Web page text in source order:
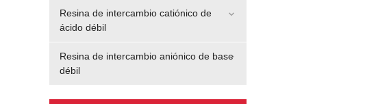
Resina de intercambio catiónico de
ácido débil
Resina de intercambio aniónico de base
débil